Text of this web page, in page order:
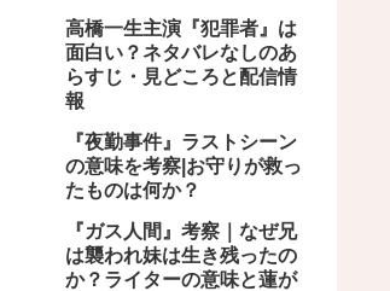
高橋一生主演『犯罪者』は
面白い？ネタバレなしのあ
らすじ・見どころと配信情
報
『夜勤事件』ラストシーン
の意味を考察|お守りが救っ
たものは何か？
『ガス人間』考察｜なぜ兄
は襲われ妹は生き残ったの
か？ライターの意味と蓮が